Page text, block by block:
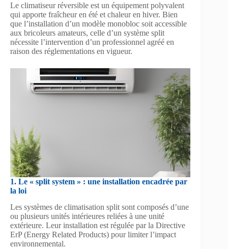
Le climatiseur réversible est un équipement polyvalent
qui apporte fraîcheur en été et chaleur en hiver. Bien
que l’installation d’un modèle monobloc soit accessible
aux bricoleurs amateurs, celle d’un système split
nécessite l’intervention d’un professionnel agréé en
raison des réglementations en vigueur.
1. Le « split system » : une installation encadrée par
la loi
Les systèmes de climatisation split sont composés d’une
ou plusieurs unités intérieures reliées à une unité
extérieure. Leur installation est régulée par la Directive
ErP (Energy Related Products) pour limiter l’impact
environnemental.